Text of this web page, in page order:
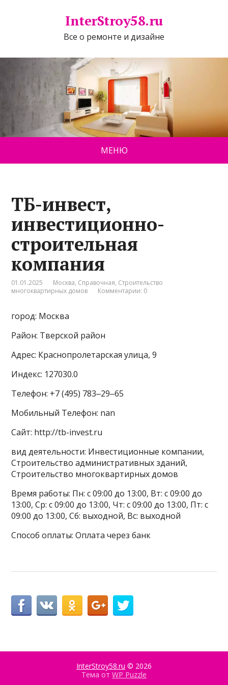
InterStroy58.ru
Все о ремонте и дизайне
МЕНЮ
ТБ-инвест,
инвестиционно-
строительная
компания
01.01.2025 Москва, Справочная, Строительство
многоквартирных домов
Комментарии: 0
город: Москва
Район: Тверской район
Адрес: Краснопролетарская улица, 9
Индекс: 127030.0
Телефон: +7 (495) 783‒29‒65
Мобильный Телефон: nan
Сайт: http://tb-invest.ru
вид деятельности: Инвестиционные компании,
Строительство административных зданий,
Строительство многоквартирных домов
Время работы: Пн: с 09:00 до 13:00, Вт: с 09:00 до
13:00, Ср: с 09:00 до 13:00, Чт: с 09:00 до 13:00, Пт: с
09:00 до 13:00, Сб: выходной, Вс: выходной
Способ оплаты: Оплата через банк
InterStroy58.ru © 2026
Тема от WP Puzzle